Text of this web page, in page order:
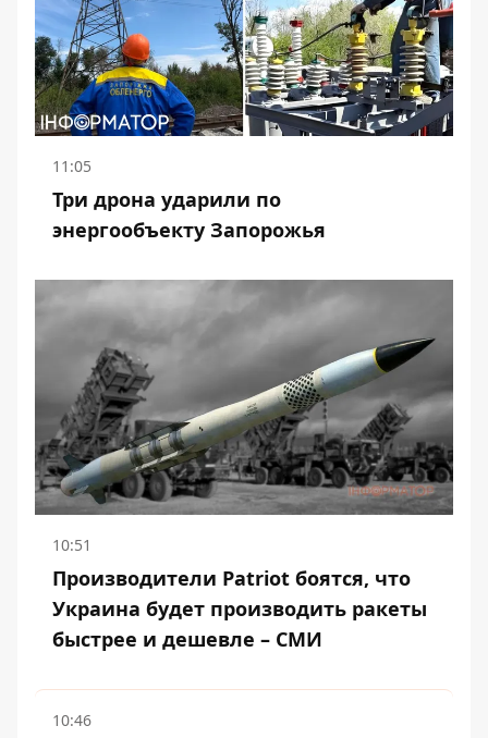
11:05
Три дрона ударили по
энергообъекту Запорожья
10:51
Производители Patriot боятся, что
Украина будет производить ракеты
быстрее и дешевле – СМИ
10:46